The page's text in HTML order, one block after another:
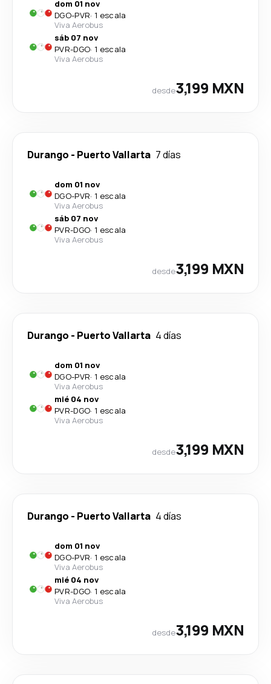
dom 01 nov
DGO-PVR· 1 escala
Viva Aerobus
sáb 07 nov
PVR-DGO· 1 escala
Viva Aerobus
desde3,199 MXN
Durango - Puerto Vallarta 7 días
dom 01 nov
DGO-PVR· 1 escala
Viva Aerobus
sáb 07 nov
PVR-DGO· 1 escala
Viva Aerobus
desde3,199 MXN
Durango - Puerto Vallarta 4 días
dom 01 nov
DGO-PVR· 1 escala
Viva Aerobus
mié 04 nov
PVR-DGO· 1 escala
Viva Aerobus
desde3,199 MXN
Durango - Puerto Vallarta 4 días
dom 01 nov
DGO-PVR· 1 escala
Viva Aerobus
mié 04 nov
PVR-DGO· 1 escala
Viva Aerobus
desde3,199 MXN